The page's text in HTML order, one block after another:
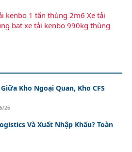
kenbo 1 tấn thùng 2m6 Xe tải
bạt xe tải kenbo 990kg thùng
Kho Ngoại Quan, Kho CFS
26
Và Xuất Nhập Khẩu? Toàn